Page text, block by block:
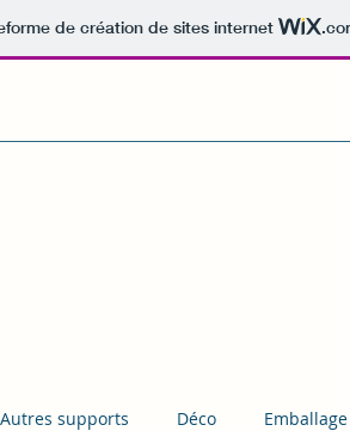
de création de sites internet
Autres supports Déco Emballage